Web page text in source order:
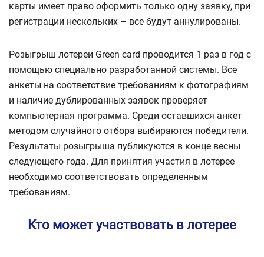
карты имеет право оформить только одну заявку, при
регистрации нескольких – все будут аннулированы.
Розыгрыш лотереи Green card проводится 1 раз в год с
помощью специально разработанной системы. Все
анкеты на соответствие требованиям к фотографиям
и наличие дублированных заявок проверяет
компьютерная программа. Среди оставшихся анкет
методом случайного отбора выбираются победители.
Результаты розыгрыша публикуются в конце весны
следующего года. Для принятия участия в лотерее
необходимо соответствовать определенным
требованиям.
Кто может участвовать в лотерее